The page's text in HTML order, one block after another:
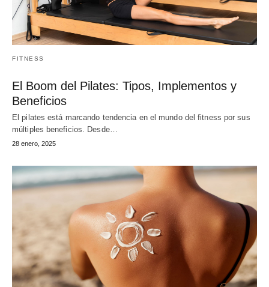
FITNESS
El Boom del Pilates: Tipos, Implementos y
Beneficios
El pilates está marcando tendencia en el mundo del fitness por sus
múltiples beneficios. Desde…
28 enero, 2025